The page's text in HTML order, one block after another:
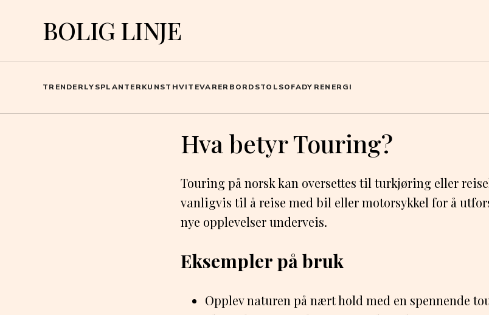
BOLIG LINJE
TRENDERLYSPLANTERKUNST HVITEVARERBORDSTOLSOFADYRENERGI
Hva betyr Touring?
Touring på norsk kan oversettes til turkjøring eller
vanligvis til å reise med bil eller motorsykkel for å
nye opplevelser underveis.
Eksempler på bruk
Opplev naturen på nært hold med en spennende